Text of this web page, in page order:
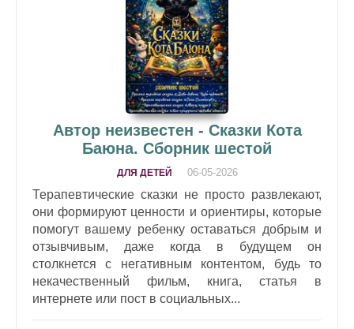
Автор неизвестен - Сказки Кота
Баюна. Сборник шестой
ДЛЯ ДЕТЕЙ 06-05-2026
Терапевтические сказки не просто развлекают,
они формируют ценности и ориентиры, которые
помогут вашему ребенку оставаться добрым и
отзывчивым, даже когда в будущем он
столкнется с негативным контентом, будь то
некачественный фильм, книга, статья в
интернете или пост в социальных...